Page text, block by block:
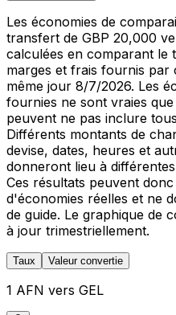
Les économies de
transfert de GBP 20,000
calculées en comparant le
marges et frais fournis par
même jour 8/7/2026. Les
fournies ne sont vraies
peuvent ne pas inclure
Différents montants de
devise, dates, heures et
donneront lieu à
Ces résultats peuvent
d'économies réelles et ne
de guide. Le graphique de
à jour trimestriellement.
Taux Valeur convertie
1 AFN vers GEL